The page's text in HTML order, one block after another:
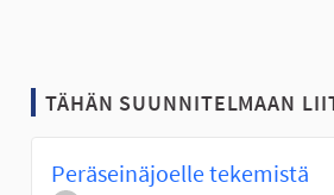
TÄHÄN SUUNNITELMAAN
Peräseinäjoelle tekemistä